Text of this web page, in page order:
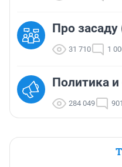
Про засаду
31 710 1
Политика и
284 049 901